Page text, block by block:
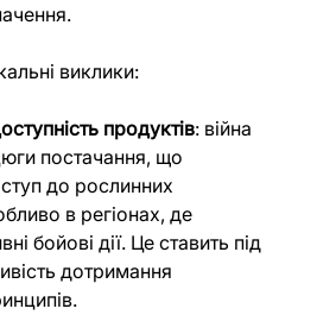
виклики:
продуктів: війна
постачання, що
до рослинних
в регіонах, де
бойові дії. Це ставить під
дотримання